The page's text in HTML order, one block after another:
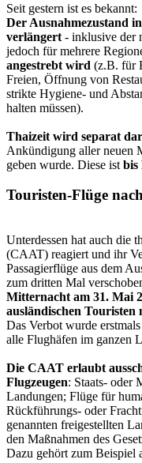
Seit gestern ist es bekannt:
Der Ausnahmezustand
verlängert - inklusive der
jedoch für mehrere
angestrebt wird (z.B. für
Freien, Öffnung von
strikte Hygiene- und
halten müssen).
Thaizeit wird separat
Ankündigung aller neuen
geben wurde. Diese ist bis
Touristen-Flüge
Unterdessen hat auch die
(CAAT) reagiert und ihr
Passagierflüge aus dem
zum dritten Mal
Mitternacht am 31. Mai
ausländischen Touristen
Das Verbot wurde
alle Flughäfen im ganzen
Die CAAT erlaubt
Flugzeugen: Staats- oder
Landungen; Flüge für
Rückführungs- oder
genannten freigestellten
den Maßnahmen des
Dazu gehört zum Beispiel